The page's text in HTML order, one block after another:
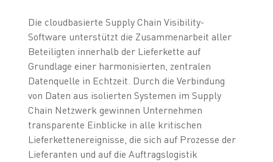
Die cloudbasierte Supply Chain Visibility-
Software unterstützt die Zusammenarbeit aller
Beteiligten innerhalb der Lieferkette auf
Grundlage einer harmonisierten, zentralen
Datenquelle in Echtzeit. Durch die Verbindung
von Daten aus isolierten Systemen im Supply
Chain Netzwerk gewinnen Unternehmen
transparente Einblicke in alle kritischen
Lieferkettenereignisse, die sich auf Prozesse der
Lieferanten und auf die Auftragslogistik